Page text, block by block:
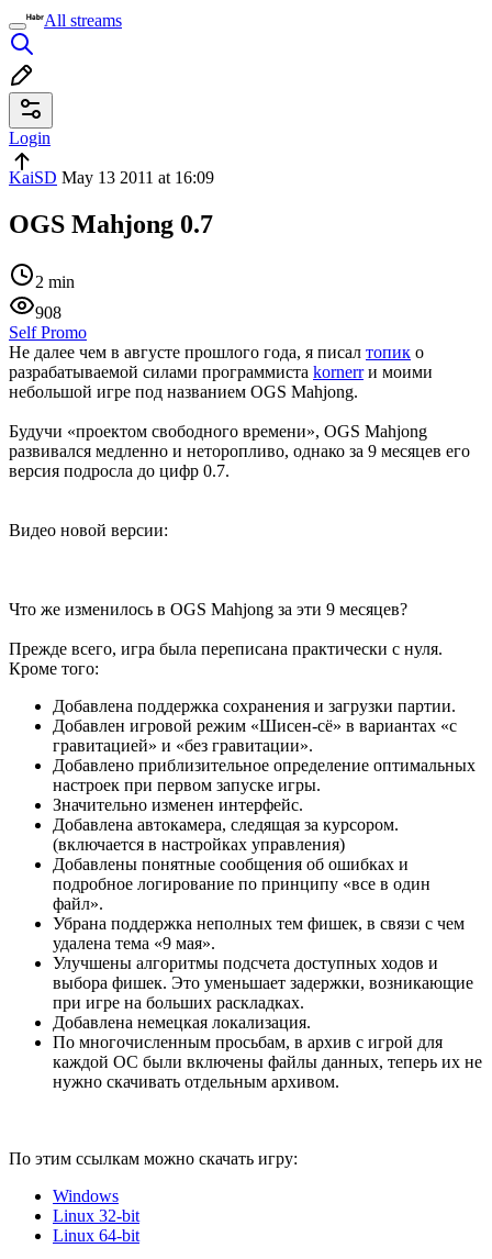
All streams
Login
KaiSD May 13 2011 at 16:09
OGS Mahjong 0.7
2 min
908
Self Promo
Не далее чем в августе прошлого года, я писал топик о
разрабатываемой силами программиста kornerrи моими
небольшой игре под названием OGS Mahjong.
Будучи «проектом свободного времени», OGS Mahjong
развивался медленно и неторопливо, однако за 9 месяцев его
версия подросла до цифр 0.7.
Видео новой версии:
Что же изменилось в OGS Mahjong за эти 9 месяцев?
Прежде всего, игра была переписана практически с нуля.
Кроме того:
Добавлена поддержка сохранения и загрузки партии.
Добавлен игровой режим «Шисен-сё» в вариантах «с
гравитацией» и «без гравитации».
Добавлено приблизительное определение оптимальных
настроек при первом запуске игры.
Значительно изменен интерфейс.
Добавлена автокамера, следящая за курсором.
(включается в настройках управления)
Добавлены понятные сообщения об ошибках и
подробное логирование по принципу «все в один
файл».
Убрана поддержка неполных тем фишек, в связи с чем
удалена тема «9 мая».
Улучшены алгоритмы подсчета доступных ходов и
выбора фишек. Это уменьшает задержки, возникающие
при игре на больших раскладках.
Добавлена немецкая локализация.
По многочисленным просьбам, в архив с игрой для
каждой ОС были включены файлы данных, теперь их не
нужно скачивать отдельным архивом.
По этим ссылкам можно скачать игру:
Windows
Linux 32-bit
Linux 64-bit